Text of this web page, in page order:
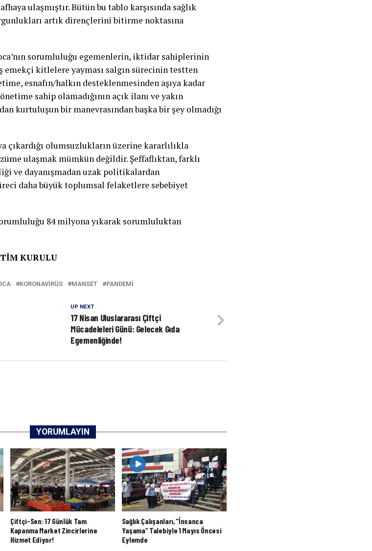
ulaşmıştır. Bütün bu tablo karşısında sağlık
artık dirençlerini bitirme noktasına
sorumluluğu egemenlerin, iktidar sahiplerinin
emekçi kitlelere yayması salgın sürecinin testten
esnafın/halkın desteklenmesinden aşıya kadar
sahip olamadığının açık ilanı ve yakın
kurtuluşun bir manevrasından başka bir şey olmadığı
çıkardığı olumsuzlukların üzerine kararlılıkla
ulaşmak mümkün değildir. Şeffaflıktan, farklı
ve dayanışmadan uzak politikalardan
daha büyük toplumsal felaketlere sebebiyet
84 milyona yıkarak sorumluluktan
KURULU
KORONAVIRÜS MANSET PANDEMI
UP NEXT
17 Nisan Uluslararası Çiftçi
Mücadeleleri Günü: Gelecek Gıda
Egemenliğinde!
YORUMLAYIN
Çiftçi-Sen: 17 Günlük Tam
Kapanma Market Zincirlerine
Hizmet Ediyor!
Sağlık Çalışanları, “İnsanca
Yaşama” Talebiyle 1 Mayıs Öncesi
Eylemde